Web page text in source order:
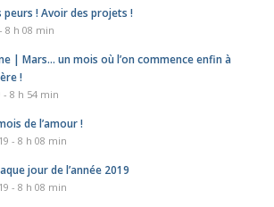
peurs ! Avoir des projets !
8 h 08 min
| Mars… un mois où l’on commence enfin à
!
- 8 h 54 min
de l’amour !
- 8 h 08 min
jour de l’année 2019
- 8 h 08 min